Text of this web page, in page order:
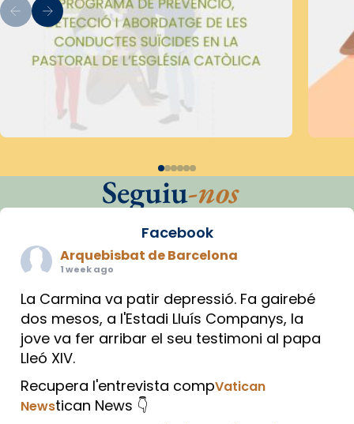
Seguiu-nos
Facebook
Arquebisbat de Barcelona
1 week ago
La Carmina va patir depressió. Fa gairebé
dos mesos, a l'Estadi Lluís Companys, la
jove va fer arribar el seu testimoni al papa
Lleó XIV.
Recupera l'entrevista compVatican
Newstican News 👇